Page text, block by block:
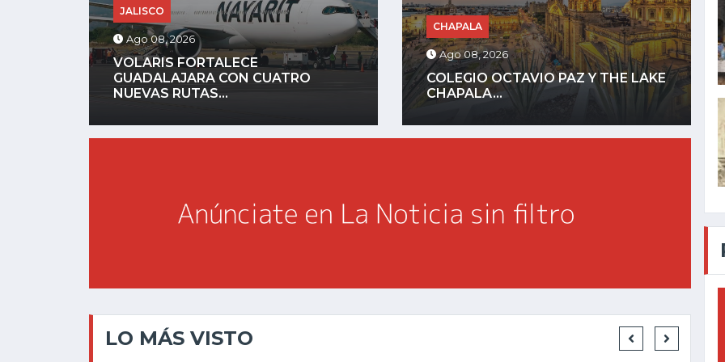
CHAPALA
Ago 08, 2026
COLEGIO OCTAVIO PAZ Y THE LAKE
CHAPALA...
CHAPALA
Ago 08, 2026
XAPAWIYEMETA, EL SITIO
SAGRADO WIXÁRIKA QUE PIDE...
LO MÁS VISTO